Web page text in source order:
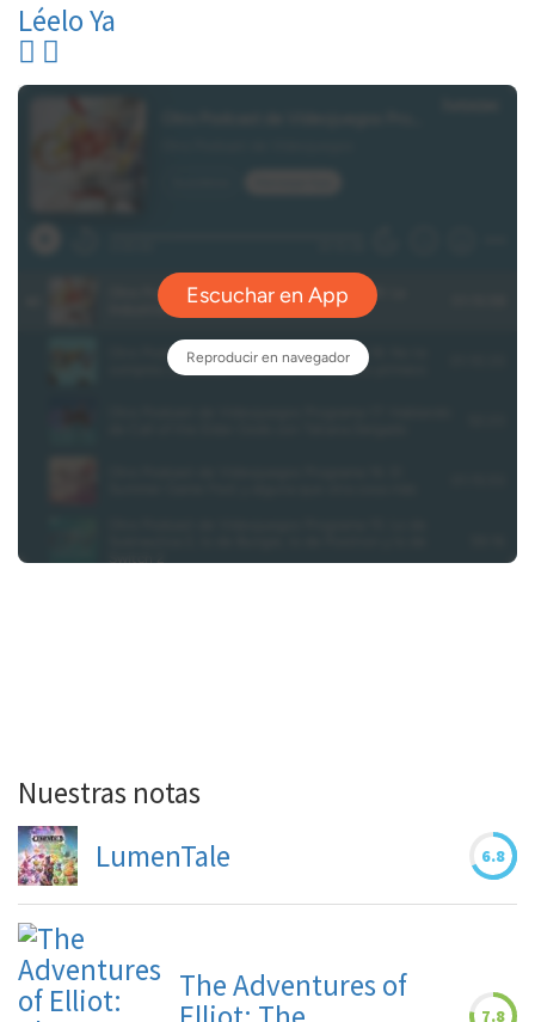
Léelo Ya
Nuestras notas
LumenTale
6.8
The Adventures of
7.8